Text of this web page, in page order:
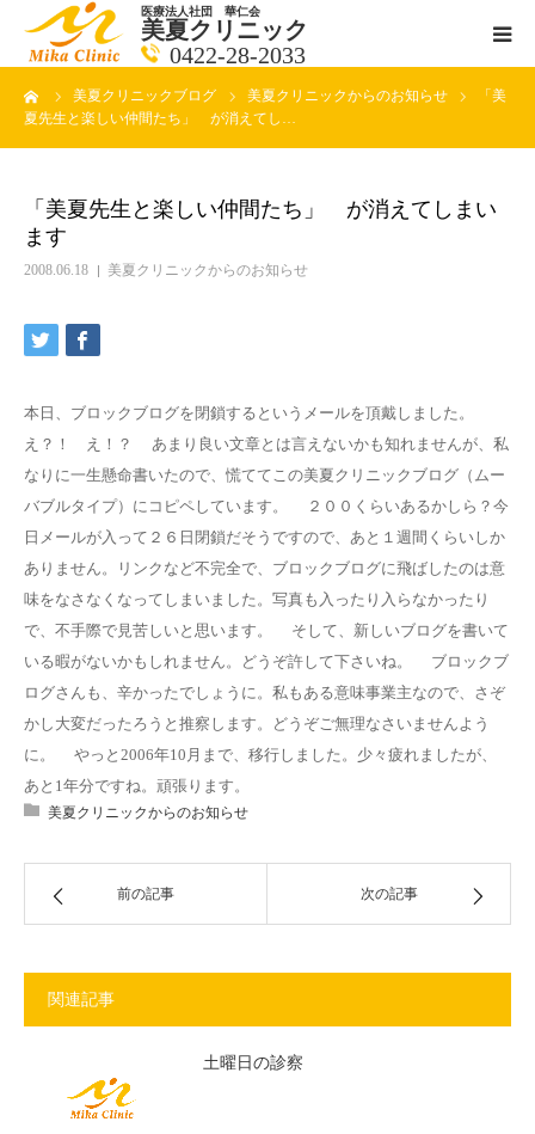
医療法人社団 華仁会
美夏クリニック
0422-28-2033
美夏クリニックブログ 美夏クリニックからのお知らせ
「美
夏先生と楽しい仲間たち」 が消えてし…
「美夏先生と楽しい仲間たち」 が消えてしまい
ます
2008.06.18 美夏クリニックからのお知らせ
本日、ブロックブログを閉鎖するというメールを頂戴しました。
え？！ え！？ あまり良い文章とは言えないかも知れませんが、私
なりに一生懸命書いたので、慌ててこの美夏クリニックブログ（ムー
バブルタイプ）にコピペしています。 ２００くらいあるかしら？今
日メールが入って２６日閉鎖だそうですので、あと１週間くらいしか
ありません。リンクなど不完全で、ブロックブログに飛ばしたのは意
味をなさなくなってしまいました。写真も入ったり入らなかったり
で、不手際で見苦しいと思います。 そして、新しいブログを書いて
いる暇がないかもしれません。どうぞ許して下さいね。 ブロックブ
ログさんも、辛かったでしょうに。私もある意味事業主なので、さぞ
かし大変だったろうと推察します。どうぞご無理なさいませんよう
に。 やっと2006年10月まで、移行しました。少々疲れましたが、
あと1年分ですね。頑張ります。
美夏クリニックからのお知らせ
前の記事 次の記事
関連記事
土曜日の診察
医師紹介
ブログ一覧ページ
料金一覧 new